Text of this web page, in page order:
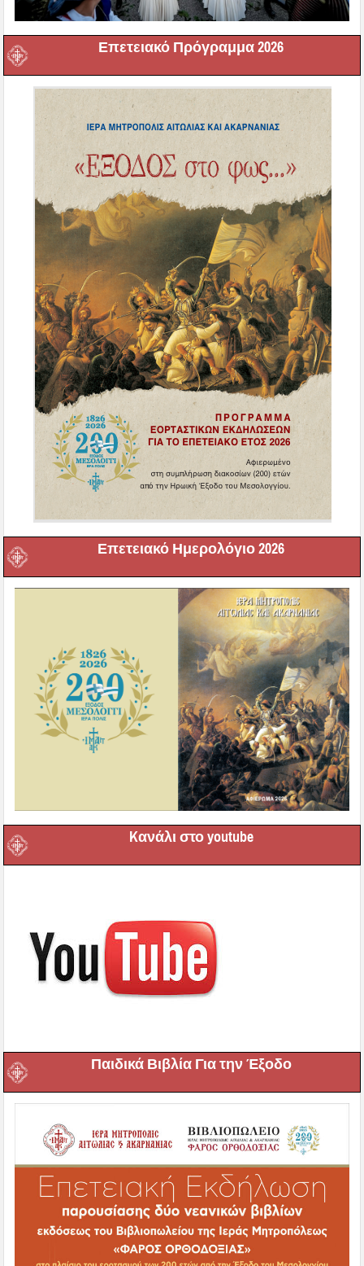
Επετειακό Πρόγραμμα 2026
Επετειακό Ημερολόγιο 2026
Kανάλι στο youtube
Παιδικά Βιβλία Για την Έξοδο